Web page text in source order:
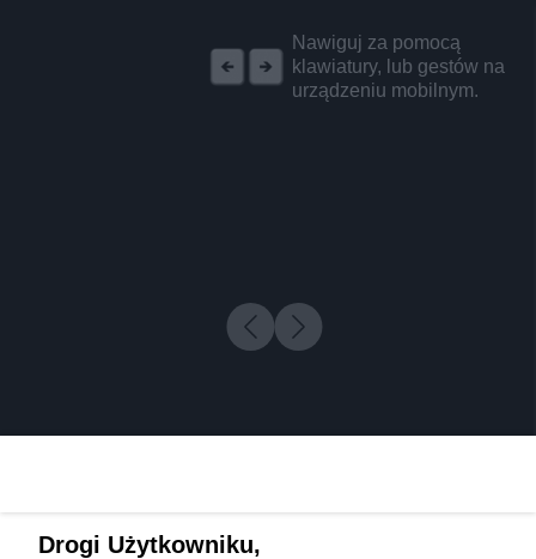
Nawiguj za pomocą
klawiatury, lub gestów na
urządzeniu mobilnym.
Drogi Użytkowniku,